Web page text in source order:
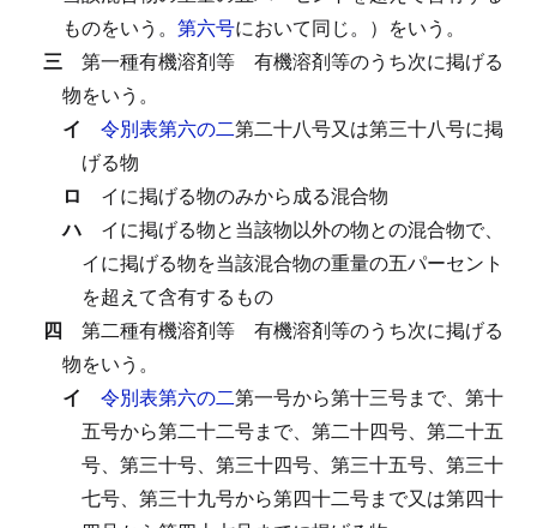
ものをいう。 第六号において同じ。）をいう。
三
第一種有機溶剤等
有機溶剤等のうち次に掲げる
物をいう。
イ
令別表第六の二第二十八号又は第三十八号に掲
げる物
ロ
イに掲げる物のみから成る混合物
ハ
イに掲げる物と当該物以外の物との混合物で、
イに掲げる物を当該混合物の重量の五パーセント
を超えて含有するもの
四
第二種有機溶剤等
有機溶剤等のうち次に掲げる
物をいう。
イ
令別表第六の二第一号から第十三号まで、第十
五号から第二十二号まで、第二十四号、第二十五
号、第三十号、第三十四号、第三十五号、第三十
七号、第三十九号から第四十二号まで又は第四十